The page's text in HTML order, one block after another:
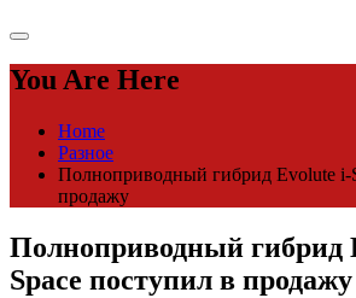
You Are Here
Home
Разное
Полноприводный гибрид Evolute i-
продажу
Полноприводный гибрид
Space поступил в продажу